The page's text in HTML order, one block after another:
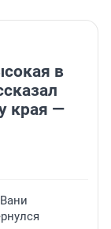
в
края —